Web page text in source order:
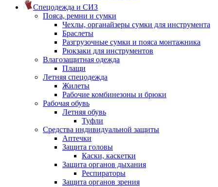
Спецодежда и СИЗ
Пояса, ремни и сумки
Чехлы, органайзеры сумки для инструмента
Браслеты
Разгрузочные сумки и пояса монтажника
Рюкзаки для инструментов
Влагозащитная одежда
Плащи
Летняя спецодежда
Жилеты
Рабочие комбинезоны и брюки
Рабочая обувь
Летняя обувь
Туфли
Средства индивидуальной защиты
Аптечки
Защита головы
Каски, каскетки
Защита органов дыхания
Респираторы
Защита органов зрения